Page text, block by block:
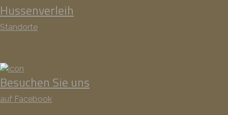
Hussenverleih
Standorte
Besuchen Sie uns
auf Facebook